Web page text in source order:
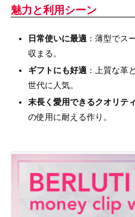
魅力と利用シーン
日常使いに最適 ：薄型でス
収まる。
ギフトにも好適 ：上質な革
世代に人気。
末長く愛用できるクオリティ
の使用に耐える作り。